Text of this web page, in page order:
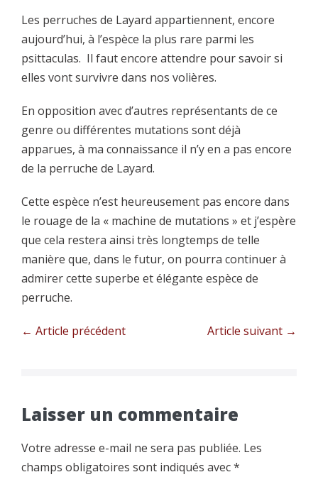
Les perruches de Layard appartiennent, encore
aujourd’hui, à l’espèce la plus rare parmi les
psittaculas. Il faut encore attendre pour savoir si
elles vont survivre dans nos volières.
En opposition avec d’autres représentants de ce
genre ou différentes mutations sont déjà
apparues, à ma connaissance il n’y en a pas encore
de la perruche de Layard.
Cette espèce n’est heureusement pas encore dans
le rouage de la « machine de mutations » et j’espère
que cela restera ainsi très longtemps de telle
manière que, dans le futur, on pourra continuer à
admirer cette superbe et élégante espèce de
perruche.
Navigation
← Article précédent Article suivant →
Laisser un commentaire
Votre adresse e-mail ne sera pas publiée. Les
champs obligatoires sont indiqués avec*